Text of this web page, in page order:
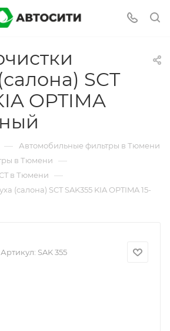
SCT
OPTIMA
— Автомобильные фильтры в Тюмени
в Тюмени —
в Тюмени —
(салона) SCT SAK355 KIA OPTIMA 15-
Артикул: SAK 355